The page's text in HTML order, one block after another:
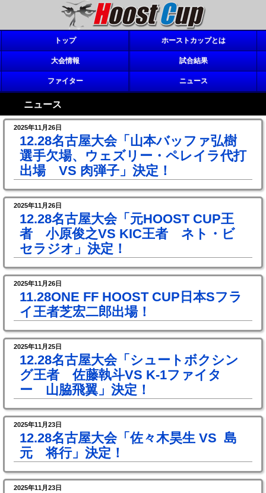
トップ ホーストカップとは
大会情報 試合結果
ファイター ニュース
ニュース
2025年11月26日
12.28名古屋大会「山本バッファ弘樹
選手欠場、ウェズリー・ペレイラ代打
出場 VS 肉弾子」決定！
2025年11月26日
12.28名古屋大会「元HOOST CUP王
者 小原俊之VS KIC王者 ネト・ビ
セラジオ」決定！
2025年11月26日
11.28ONE FF HOOST CUP日本Sフラ
イ王者芝宏二郎出場！
2025年11月25日
12.28名古屋大会「シュートボクシン
グ王者 佐藤執斗VS K-1ファイタ
ー 山脇飛翼」決定！
2025年11月23日
12.28名古屋大会「佐々木昊生 VS 島
元 将行」決定！
2025年11月23日